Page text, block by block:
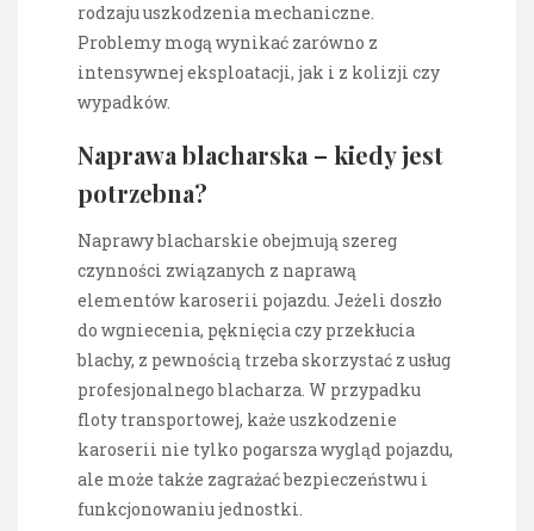
rodzaju uszkodzenia mechaniczne.
Problemy mogą wynikać zarówno z
intensywnej eksploatacji, jak i z kolizji czy
wypadków.
Naprawa blacharska – kiedy jest
potrzebna?
Naprawy blacharskie obejmują szereg
czynności związanych z naprawą
elementów karoserii pojazdu. Jeżeli doszło
do wgniecenia, pęknięcia czy przekłucia
blachy, z pewnością trzeba skorzystać z usług
profesjonalnego blacharza. W przypadku
floty transportowej, każe uszkodzenie
karoserii nie tylko pogarsza wygląd pojazdu,
ale może także zagrażać bezpieczeństwu i
funkcjonowaniu jednostki.